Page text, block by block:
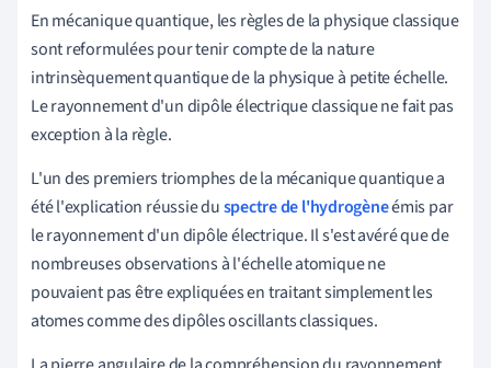
En mécanique quantique, les règles de la physique classique
sont reformulées pour tenir compte de la nature
intrinsèquement quantique de la physique à petite échelle.
Le rayonnement d'un dipôle électrique classique ne fait pas
exception à la règle.
L'un des premiers triomphes de la mécanique quantique a
été l'explication réussie duspectre de l'hydrogèneémis par
le rayonnement d'un dipôle électrique. Il s'est avéré que de
nombreuses observations à l'échelle atomique ne
pouvaient pas être expliquées en traitant simplement les
atomes comme des dipôles oscillants classiques.